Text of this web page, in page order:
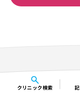
クリニック検索
亀戸矯正歯科